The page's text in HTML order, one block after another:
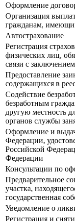
Оформление
Организация
гражданам,
Автострахование
Регистрация
физических лиц,
связи с
Предоставление
содержащихся в
Содействие
безработным
другую местность
органов службы
Оформление и
Федерации,
Российской
Федерации
Консультации по
Предварительное
участка,
государственная
Уведомление о
Регистрация и